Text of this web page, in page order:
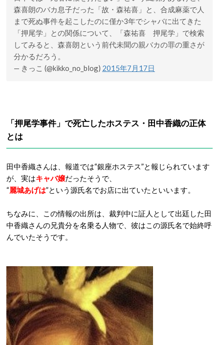
森喜朗のバカ息子だった「故・森祐喜」と、合成麻薬で人
まで死ぬ事件を起こしたのに僅か3年でシャバに出てきた
「押尾学」との関係について、「森祐喜 押尾学」で検索
してみると、森喜朗という前代未聞の親バカの罪の重さが
分かるだろう。
— きっこ (@kikko_no_blog) 2015年7月17日
「押尾学事件」で死亡したホステス・田中香織の正体
とは
田中香織さんは、報道では“銀座ホステス”と報じられています
が、実はキャバ嬢だったそうで、
“麗城あげは”という源氏名でお店に出ていたといいます。
ちなみに、この情報の出所は、裁判中に証人として出廷した田
中香織さんの兄貴分を名乗る人物で、彼はこの源氏名で始終呼
んでいたそうです。